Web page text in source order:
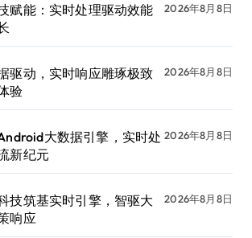
赋能：实时处理驱动效能
2026年8月8日
驱动，实时响应雕琢极致
验
2026年8月8日
大数据引擎，实时处
新纪元
2026年8月8日
技筑基实时引擎，智驱大
响应
2026年8月8日